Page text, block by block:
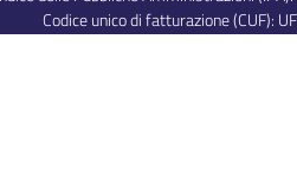
Codice unico di fatturazione (CUF):